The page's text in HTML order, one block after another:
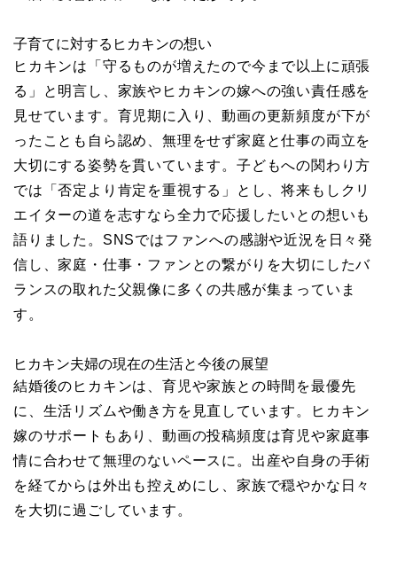
子育てに対するヒカキンの想い
ヒカキンは「守るものが増えたので今まで以上に頑張
る」と明言し、家族やヒカキンの嫁への強い責任感を
見せています。育児期に入り、動画の更新頻度が下が
ったことも自ら認め、無理をせず家庭と仕事の両立を
大切にする姿勢を貫いています。子どもへの関わり方
では「否定より肯定を重視する」とし、将来もしクリ
エイターの道を志すなら全力で応援したいとの想いも
語りました。SNSではファンへの感謝や近況を日々発
信し、家庭・仕事・ファンとの繋がりを大切にしたバ
ランスの取れた父親像に多くの共感が集まっていま
す。
ヒカキン夫婦の現在の生活と今後の展望
結婚後のヒカキンは、育児や家族との時間を最優先
に、生活リズムや働き方を見直しています。ヒカキン
嫁のサポートもあり、動画の投稿頻度は育児や家庭事
情に合わせて無理のないペースに。出産や自身の手術
を経てからは外出も控えめにし、家族で穏やかな日々
を大切に過ごしています。